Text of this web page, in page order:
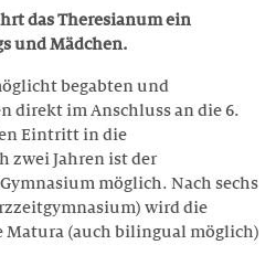
das Theresianum ein
und Mädchen.
begabten und
direkt im Anschluss an die 6.
Eintritt in die
zwei Jahren ist der
möglich. Nach sechs
wird die
Matura (auch bilingual möglich)